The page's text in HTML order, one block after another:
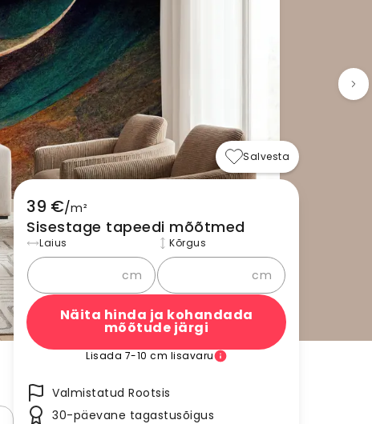
Salvesta
39 €/m²
Sisestage tapeedi mõõtmed
Laius
cm
Kõrgus
cm
Näita hinda ja kohandada
mõõtude järgi
Lisada 7-10 cm lisavaru
Valmistatud Rootsis
30-päevane tagastusõigus